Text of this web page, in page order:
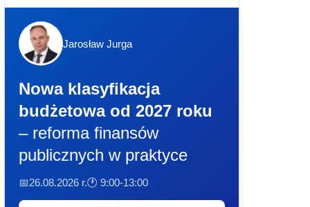
Jarosław Jurga
Nowa klasyfikacja
budżetowa od 2027 roku
– reforma finansów
publicznych w praktyce
📅26.08.2026 r.🕐 9:00-13:00